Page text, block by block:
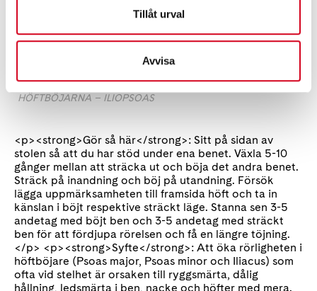
Tillåt urval
Avvisa
HÖFTBÖJARNA – ILIOPSOAS
<p><strong>Gör så här</strong>: Sitt på sidan av
stolen så att du har stöd under ena benet. Växla 5-10
gånger mellan att sträcka ut och böja det andra benet.
Sträck på inandning och böj på utandning. Försök
lägga uppmärksamheten till framsida höft och ta in
känslan i böjt respektive sträckt läge. Stanna sen 3-5
andetag med böjt ben och 3-5 andetag med sträckt
ben för att fördjupa rörelsen och få en längre töjning.
</p> <p><strong>Syfte</strong>: Att öka rörligheten i
höftböjare (Psoas major, Psoas minor och Iliacus) som
ofta vid stelhet är orsaken till ryggsmärta, dålig
hållning, ledsmärta i ben, nacke och höfter med mera.